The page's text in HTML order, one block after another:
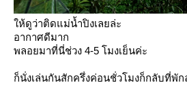
ห้ดูว่าติดแม่น้ำปิงเลยล่ะ
อากาศดีมาก
พลอยมาที่นี่ช่วง 4-5 โมงเย็นค่ะ
ก็นั่งเล่นกันสักครึ่งค่อนชั่วโมงก็กลับที่พัก